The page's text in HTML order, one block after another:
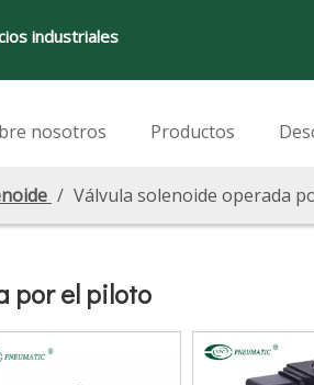
industriales
nosotros Productos
/ Válvula solenoide operada
por el piloto